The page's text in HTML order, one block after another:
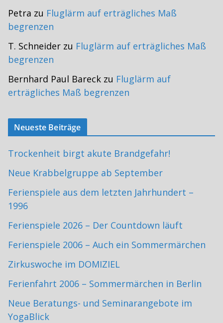
Petra zu Fluglärm auf erträgliches Maß
begrenzen
T. Schneider zu Fluglärm auf erträgliches Maß
begrenzen
Bernhard Paul Bareck zu Fluglärm auf
erträgliches Maß begrenzen
Neueste Beiträge
Trockenheit birgt akute Brandgefahr!
Neue Krabbelgruppe ab September
Ferienspiele aus dem letzten Jahrhundert –
1996
Ferienspiele 2026 – Der Countdown läuft
Ferienspiele 2006 – Auch ein Sommermärchen
Zirkuswoche im DOMIZIEL
Ferienfahrt 2006 – Sommermärchen in Berlin
Neue Beratungs- und Seminarangebote im
YogaBlick